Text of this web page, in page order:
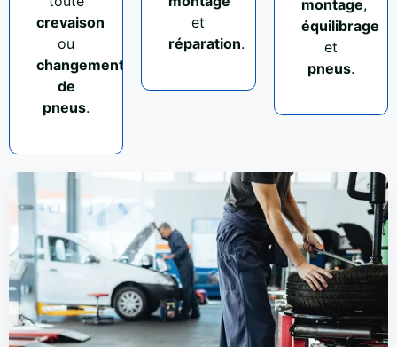
crevaison
ou
changement
de
pneus.
et
réparation.
montage,
équilibrage
et
pneus.